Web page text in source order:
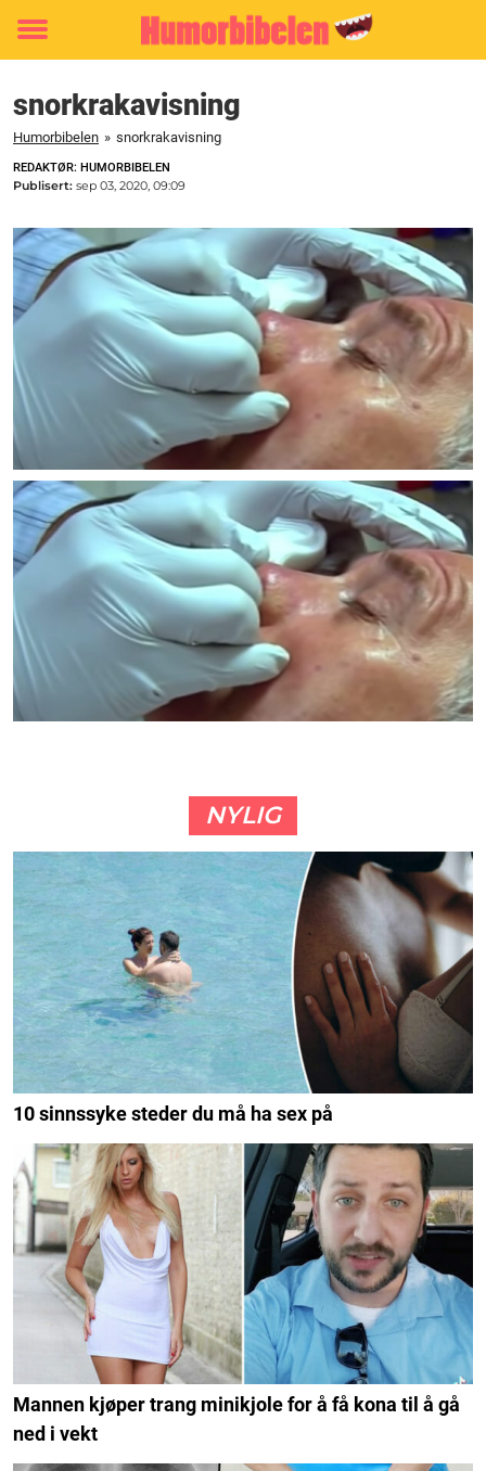
Toggle
snorkrakavisning
Humorbibelen » snorkrakavisning
REDAKTØR: HUMORBIBELEN
Publisert: sep 03, 2020, 09:09
NYLIG
10 sinnssyke steder du må ha sex på
Mannen kjøper trang minikjole for å få kona til å gå
ned i vekt